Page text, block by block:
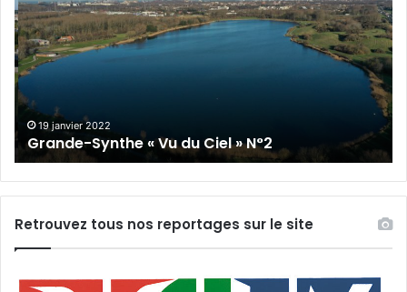
« Vu
du
Ciel »
N°2
19 janvier 2022
Grande-Synthe « Vu du Ciel » N°2
«
du
Retrouvez tous nos reportages sur le site